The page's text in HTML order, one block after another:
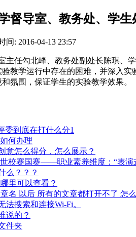
督导室、教务处、学
间: 2016-04-13 23:57
主任勾北峰、教务处副处长陈琪
教学运行中存在的困难，并深入
氛围，保证学生的实验教学效果。
委到底在打什么分1
何办理
意怎么得分，怎么展示？
校赛国赛——职业素养维度：“表演
么？？？
里可以查看？
名 以后 所有的文章都打开不了 怎
法搜索和连接Wi-Fi。
说的？
件夹